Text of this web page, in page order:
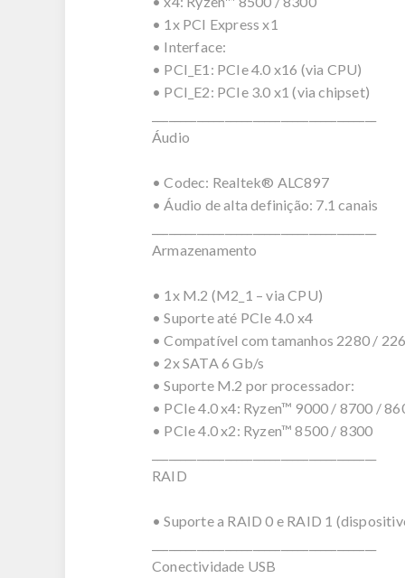
• 1x PCI Express x1
• Interface:
• PCI_E1: PCIe 4.0 x16 (via CPU)
• PCI_E2: PCIe 3.0 x1 (via chipset)
Áudio
• Codec: Realtek® ALC897
• Áudio de alta definição: 7.1 canais
Armazenamento
• 1x M.2 (M2_1 – via CPU)
• Suporte até PCIe 4.0 x4
• Compatível com tamanhos 2280 /
• 2x SATA 6 Gb/s
• Suporte M.2 por processador:
• PCIe 4.0 x4: Ryzen™ 9000 / 8700 /
• PCIe 4.0 x2: Ryzen™ 8500 / 8300
RAID
• Suporte a RAID 0 e RAID 1
Conectividade USB